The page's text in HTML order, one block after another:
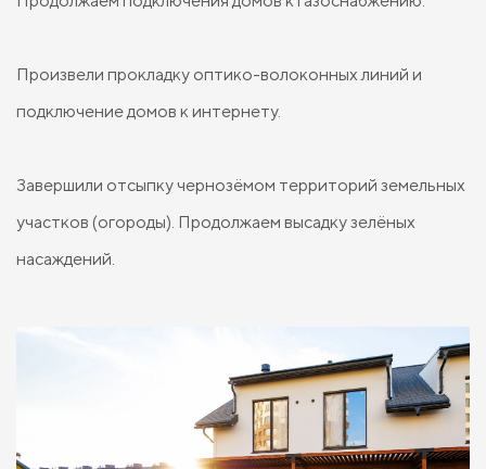
Произвели прокладку оптико-волоконных линий и
подключение домов к интернету.
Завершили отсыпку чернозёмом территорий земельных
участков (огороды). Продолжаем высадку зелёных
насаждений.